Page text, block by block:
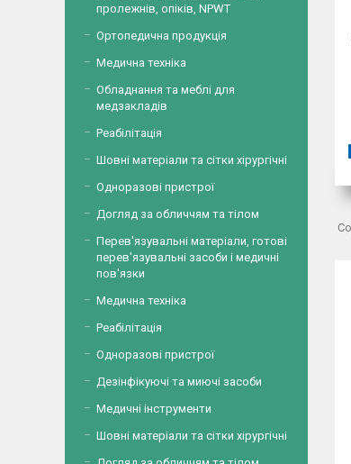
пролежнів, опіків, NPWT
Ортопедична продукція
Медична техніка
Обладнання та меблі для
медзакладів
Реабілітація
Шовні матеріали та сітки хірургічні
Одноразові пристрої
Догляд за обличчям та тілом
Перев'язувальні матеріали, готові
перев'язувальні засоби і медичні
пов'язки
Медична техніка
Реабілітація
Одноразові пристрої
Дезінфікуючі та миючі засоби
Медичні інструменти
Шовні матеріали та сітки хірургічні